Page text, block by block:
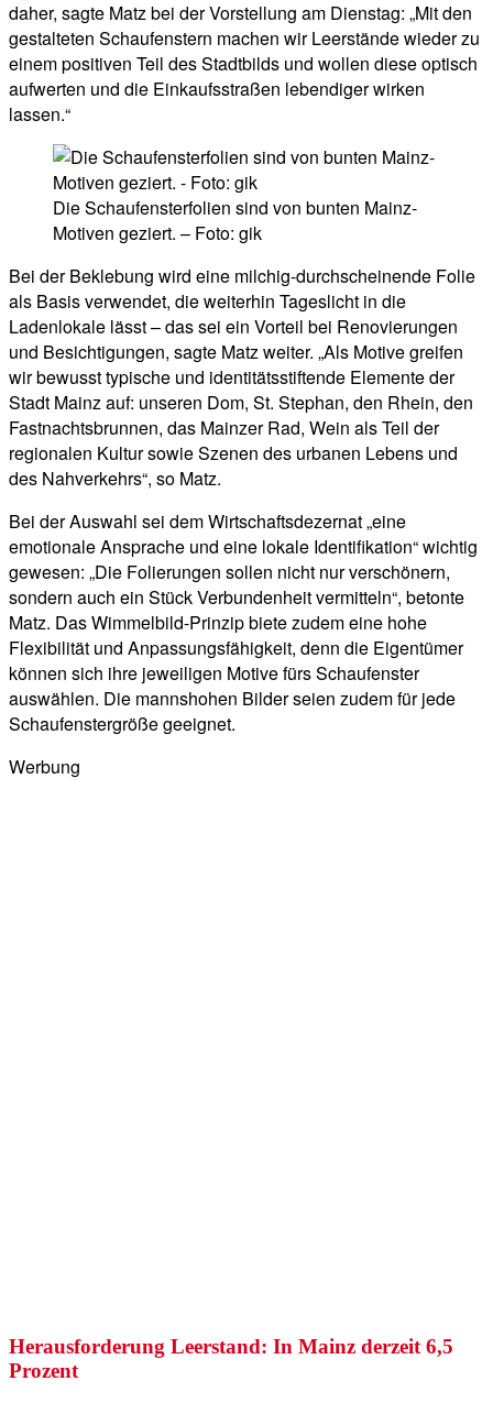
daher, sagte Matz bei der Vorstellung am Dienstag: „Mit den
gestalteten Schaufenstern machen wir Leerstände wieder zu
einem positiven Teil des Stadtbilds und wollen diese optisch
aufwerten und die Einkaufsstraßen lebendiger wirken
lassen.“
Die Schaufensterfolien sind von bunten Mainz-
Motiven geziert. – Foto: gik
Bei der Beklebung wird eine milchig-durchscheinende Folie
als Basis verwendet, die weiterhin Tageslicht in die
Ladenlokale lässt – das sei ein Vorteil bei Renovierungen
und Besichtigungen, sagte Matz weiter. „Als Motive greifen
wir bewusst typische und identitätsstiftende Elemente der
Stadt Mainz auf: unseren Dom, St. Stephan, den Rhein, den
Fastnachtsbrunnen, das Mainzer Rad, Wein als Teil der
regionalen Kultur sowie Szenen des urbanen Lebens und
des Nahverkehrs“, so Matz.
Bei der Auswahl sei dem Wirtschaftsdezernat „eine
emotionale Ansprache und eine lokale Identifikation“ wichtig
gewesen: „Die Folierungen sollen nicht nur verschönern,
sondern auch ein Stück Verbundenheit vermitteln“, betonte
Matz. Das Wimmelbild-Prinzip biete zudem eine hohe
Flexibilität und Anpassungsfähigkeit, denn die Eigentümer
können sich ihre jeweiligen Motive fürs Schaufenster
auswählen. Die mannshohen Bilder seien zudem für jede
Schaufenstergröße geeignet.
Werbung
Herausforderung Leerstand: In Mainz derzeit 6,5
Prozent